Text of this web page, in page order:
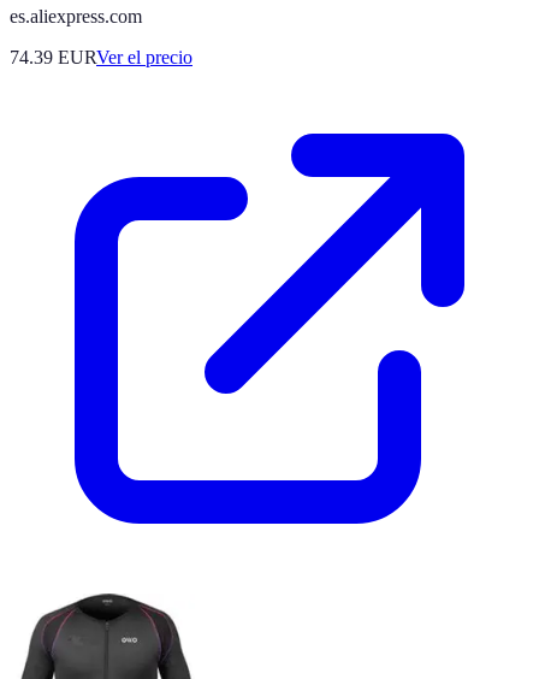
es.aliexpress.com
74.39 EURVer el precio